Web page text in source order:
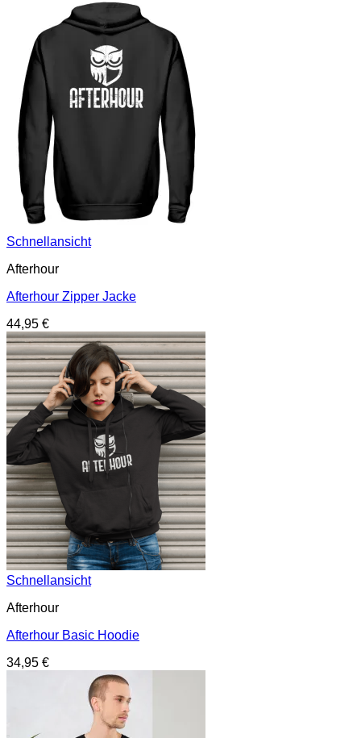
Schnellansicht
Afterhour
Afterhour Zipper Jacke
44,95 €
Schnellansicht
Afterhour
Afterhour Basic Hoodie
34,95 €